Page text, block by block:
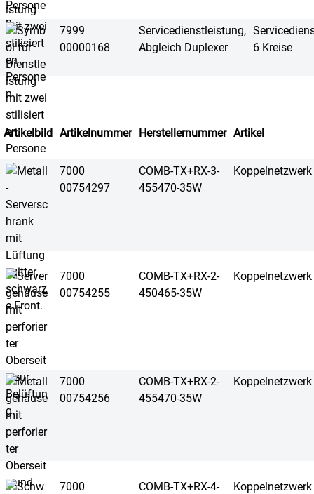
7999
00000168
Servicedienstleistung,
Abgleich Duplexer
6 Kreise
Artikelbild Artikelnummer Herstellernummer Artikel
7000
00754297
COMB-TX+RX-3-
455470-35W
Koppelnetzwerk
7000
00754255
COMB-TX+RX-2-
450465-35W
Koppelnetzwerk
7000
00754256
COMB-TX+RX-2-
455470-35W
Koppelnetzwerk
7000
COMB-TX+RX-4-
Koppelnetzwerk